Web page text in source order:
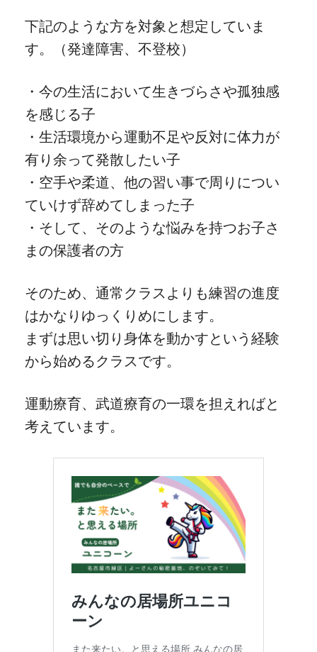
下記のような方を対象と想定していま
す。（発達障害、不登校）
・今の生活において生きづらさや孤独感
を感じる子
・生活環境から運動不足や反対に体力が
有り余って発散したい子
・空手や柔道、他の習い事で周りについ
ていけず辞めてしまった子
・そして、そのような悩みを持つお子さ
まの保護者の方
そのため、通常クラスよりも練習の進度
はかなりゆっくりめにします。
まずは思い切り身体を動かすという経験
から始めるクラスです。
運動療育、武道療育の一環を担えればと
考えています。